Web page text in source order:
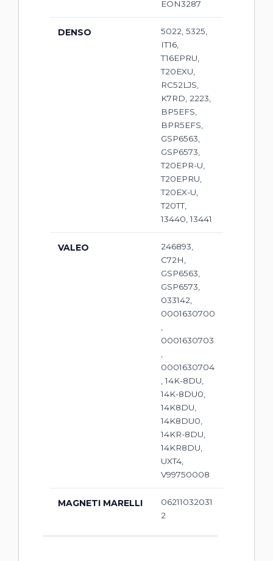
EON3287
DENSO
5022, 5325,
IT16,
T16EPRU,
T20EXU,
RC52LJS,
K7RD, 2223,
BP5EFS,
BPR5EFS,
GSP6563,
GSP6573,
T20EPR-U,
T20EPRU,
T20EX-U,
T20TT,
13440, 13441
VALEO
246893,
C72H,
GSP6563,
GSP6573,
033142,
0001630700
0001630703
0001630704
, 14K-8DU,
14K-8DU0,
14K8DU,
14K8DU0,
14KR-8DU,
14KR8DU,
UXT4,
V99750008
MAGNETI MARELLI
06211032031
2